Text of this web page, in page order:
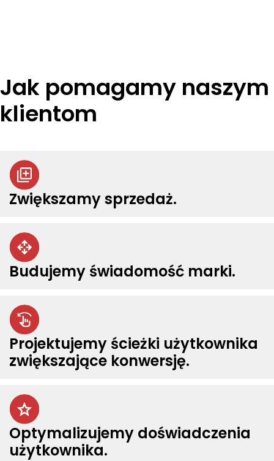
Jak pomagamy naszym
klientom
Zwiększamy sprzedaż.
Budujemy świadomość marki.
Projektujemy ścieżki użytkownika
zwiększające konwersję.
Optymalizujemy doświadczenia
użytkownika.